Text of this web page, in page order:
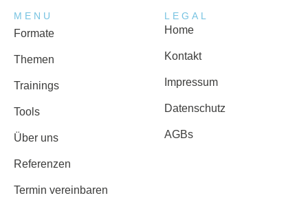
MENU
Formate
Themen
Trainings
Tools
Über uns
Referenzen
Termin vereinbaren
LEGAL
Home
Kontakt
Impressum
Datenschutz
AGBs